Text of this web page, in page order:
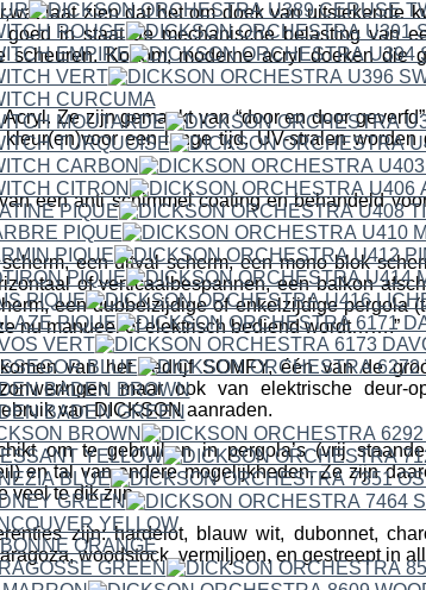
laat zien dat het om doek van uitstekende
in staat de mechanische belasting van
scheuren. Kortom; moderne acryl doeken die
Ze zijn gemaakt van “door en door
een lange tijd. UV-stralen worden
een anti schimmel coating en behandeld
een uitval scherm, een mono blok
of verticaalbespannen, een balkon
een dubbelzijdige of enkelzijdige pergola
nu manueel of elektrisch bediend wordt…….”
van het bedrijf SOMFY, één van de
maar ook van elektrische deur-
van DICKSON aanraden.
om te gebruiken in pergola’s (vrij
en tal van andere mogelijkheden. Ze zijn
veel te dik zijn.
zijn: hardelot, blauw wit, dubonnet,
woodstock, vermiljoen, en gestreept in